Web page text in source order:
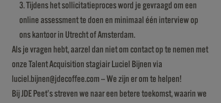
Tijdens het sollicitatieproces word je gevraagd om een
online assessment te doen en minimaal één interview op
ons kantoor in Utrecht of Amsterdam.
Als je vragen hebt, aarzel dan niet om contact op te nemen met
onze Talent Acquisition stagiair Luciel Bijnen via
luciel.bijnen@jdecoffee.com -- We zijn er om te helpen!
Bij JDE Peet’s streven we naar een betere toekomst, waarin we